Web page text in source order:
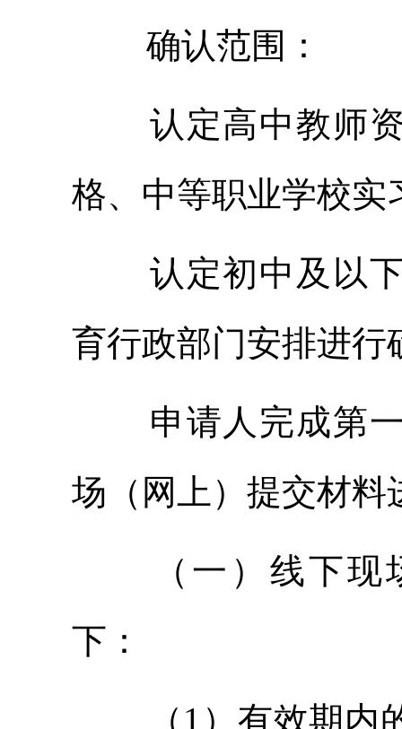
确认范围：
认定高中教师
格、中等职业学校实
认定初中及以
育行政部门安排进行
申请人完成第
场（网上）提交材料
（一）线下
下：
（1）有效期